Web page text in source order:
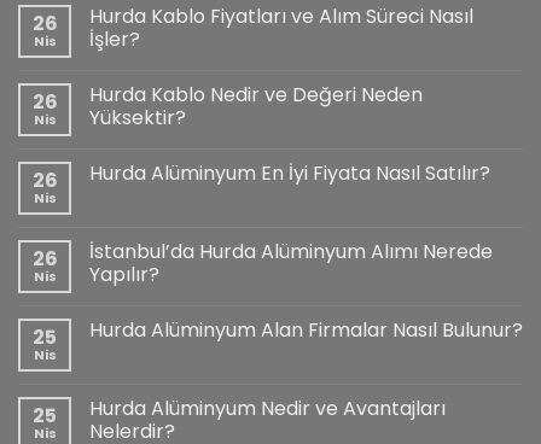
26
Nis
Hurda Kablo Fiyatları ve Alım Süreci Nasıl
İşler?
26
Nis
Hurda Kablo Nedir ve Değeri Neden
Yüksektir?
26
Nis
Hurda Alüminyum En İyi Fiyata Nasıl Satılır?
26
Nis
İstanbul’da Hurda Alüminyum Alımı Nerede
Yapılır?
25
Nis
Hurda Alüminyum Alan Firmalar Nasıl Bulunur?
25
Nis
Hurda Alüminyum Nedir ve Avantajları
Nelerdir?